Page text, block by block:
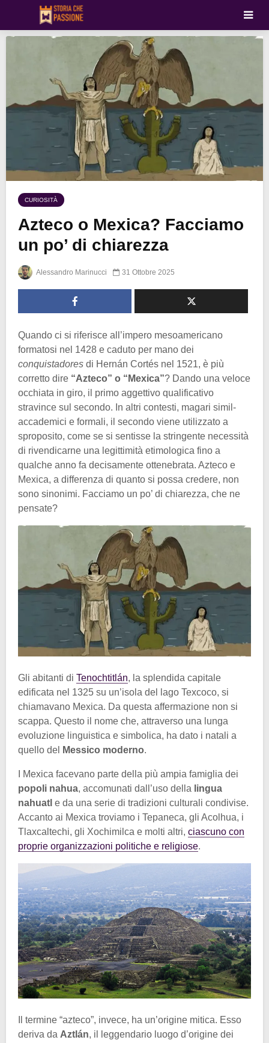
CURIOSITÀ
Azteco o Mexica? Facciamo
un po’ di chiarezza
Alessandro Marinucci 31 Ottobre 2025
Quando ci si riferisce all’impero mesoamericano
formatosi nel 1428 e caduto per mano dei
conquistadores di Hernán Cortés nel 1521, è più
corretto dire “Azteco” o “Mexica”? Dando una veloce
occhiata in giro, il primo aggettivo qualificativo
stravince sul secondo. In altri contesti, magari simil-
accademici e formali, il secondo viene utilizzato a
sproposito, come se si sentisse la stringente necessità
di rivendicarne una legittimità etimologica fino a
qualche anno fa decisamente ottenebrata. Azteco e
Mexica, a differenza di quanto si possa credere, non
sono sinonimi. Facciamo un po’ di chiarezza, che ne
pensate?
Gli abitanti di Tenochtitlán, la splendida capitale
edificata nel 1325 su un’isola del lago Texcoco, si
chiamavano Mexica. Da questa affermazione non si
scappa. Questo il nome che, attraverso una lunga
evoluzione linguistica e simbolica, ha dato i natali a
quello del
Messico moderno.
I Mexica facevano parte della più ampia famiglia dei
popoli nahua, accomunati dall’uso della lingua
nahuatl e da una serie di tradizioni culturali condivise.
Accanto ai Mexica troviamo i Tepaneca, gli Acolhua, i
Tlaxcaltechi, gli Xochimilca e molti altri, ciascuno con
proprie organizzazioni politiche e religiose.
Il termine “azteco”, invece, ha un’origine mitica. Esso
deriva da Aztlán, il leggendario luogo d’origine dei